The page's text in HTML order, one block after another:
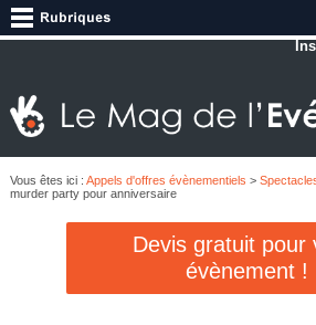
Vous êtes ici : Appels d'offres évènementiels >
murder party pour anniversaire
Devis gratuit pour
évènement !